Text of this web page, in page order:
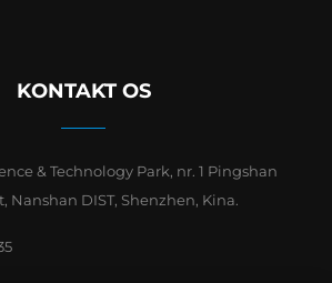
KONTAKT OS
& Technology Park, nr. 1 Pingshan
Nanshan DIST, Shenzhen, Kina.